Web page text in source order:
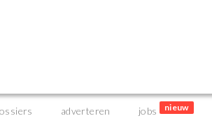
adverteren jobs nieuw